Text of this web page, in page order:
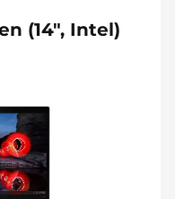
(14", Intel)